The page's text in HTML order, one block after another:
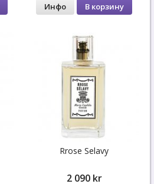
Инфо В корзину
Rrose Selavy
2 090 kr